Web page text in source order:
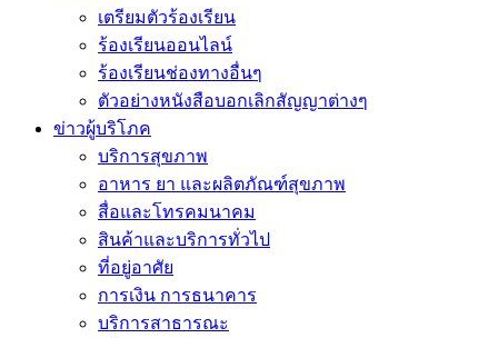
เตรียมตัวร้องเรียน
ร้องเรียนออนไลน์
ร้องเรียนช่องทางอื่นๆ
ตัวอย่างหนังสือบอกเลิกสัญญาต่างๆ
ข่าวผู้บริโภค
บริการสุขภาพ
อาหาร ยา และผลิตภัณฑ์สุขภาพ
สื่อและโทรคมนาคม
สินค้าและบริการทั่วไป
ที่อยู่อาศัย
การเงิน การธนาคาร
บริการสาธารณะ